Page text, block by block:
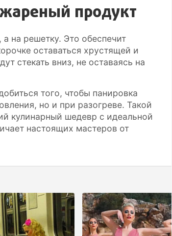
продукт
на решетку. Это обеспечит
оставаться хрустящей и
стекать вниз, не оставаясь на
того, чтобы панировка
но и при разогреве. Такой
кулинарный шедевр с идеальной
настоящих мастеров от